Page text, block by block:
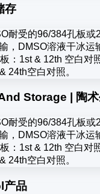
存
耐受的96/384孔板或
，DMSO溶液干冰运
：1st & 12th 空白对
24th空白对照。
耐受的96/384孔板或
，DMSO溶液干冰运
：1st & 12th 空白对
24th空白对照。
产品